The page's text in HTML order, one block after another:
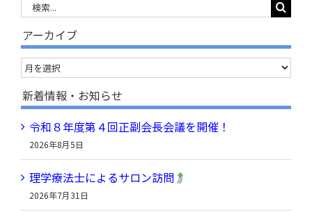
…
アーカイブ
ア
ー
カ
イ
ブ
新着情報・お知らせ
令和８年度第４回正副会長会議を開催！
2026年8月5日
理学療法士によるサロン訪問
2026年7月31日